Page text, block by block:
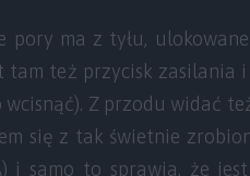
pory ma z tyłu,
tam też przycisk
Z przodu widać
się z tak świetnie
i samo to sprawia, że